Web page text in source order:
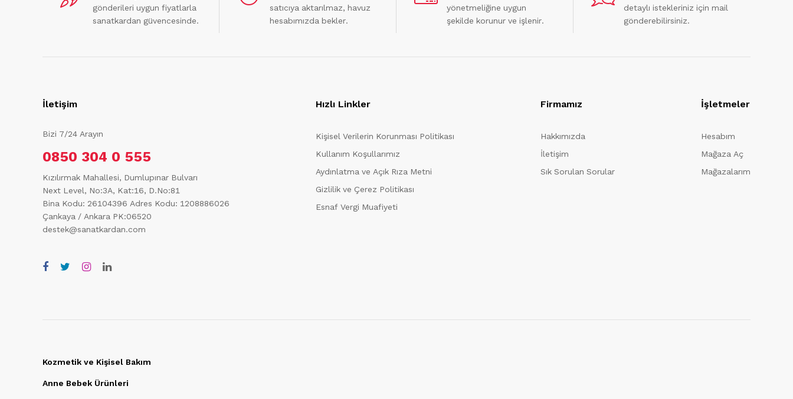
gönderileri uygun fiyatlarla
sanatkardan güvencesinde.
satıcıya aktarılmaz, havuz
hesabımızda bekler.
yönetmeliğine uygun
şekilde korunur ve işlenir.
detaylı istekleriniz için mail
gönderebilirsiniz.
İletişim
Bizi 7/24 Arayın
0850 304 0 555
Kızılırmak Mahallesi, Dumlupınar Bulvarı
Next Level, No:3A, Kat:16, D.No:81
Bina Kodu: 26104396 Adres Kodu: 1208886026
Çankaya / Ankara PK:06520
destek@sanatkardan.com
Hızlı Linkler
Kişisel Verilerin Korunması Politikası
Kullanım Koşullarımız
Aydınlatma ve Açık Rıza Metni
Gizlilik ve Çerez Politikası
Esnaf Vergi Muafiyeti
Firmamız
Hakkımızda
İletişim
Sık Sorulan Sorular
İşletmeler
Hesabım
Mağaza Aç
Mağazalarım
Kozmetik ve Kişisel Bakım
Anne Bebek Ürünleri